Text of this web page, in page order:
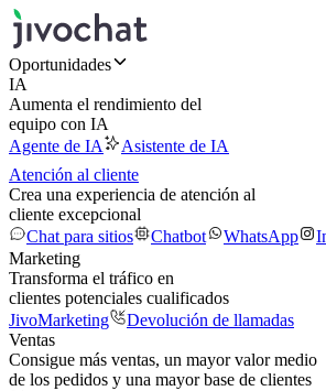
Oportunidades
IA
Aumenta el rendimiento del
equipo con IA
Agente de IA
Asistente de IA
Atención al cliente
Crea una experiencia de atención al
cliente excepcional
Chat para sitios
Chatbot WhatsApp
Marketing
Transforma el tráfico en
clientes potenciales cualificados
JivoMarketing
Devolución de llamadas
Ventas
Consigue más ventas, un mayor valor medio
de los pedidos y una mayor base de clientes